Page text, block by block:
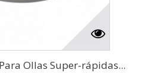
Ollas Super-rápidas...